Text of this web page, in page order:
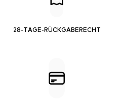
28-TAGE-RÜCKGABERECHT